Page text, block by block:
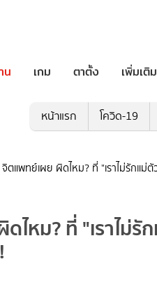
น เกม ตาตั้ง เพิ่มเติม
หน้าแรก โควิด-19
จิตแพทย์เผย ผิดไหม? ที่ "เราไม่รักแม่
ไหม? ที่ "เราไม่